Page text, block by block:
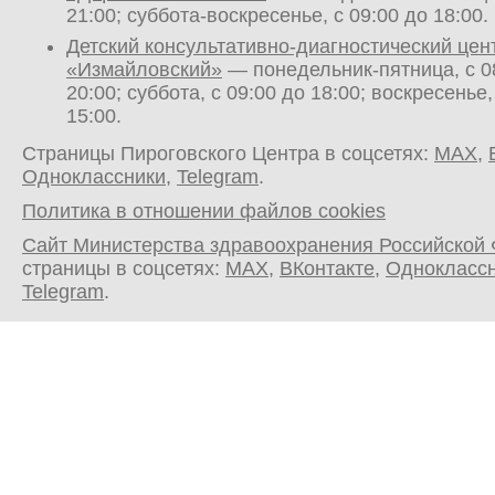
21:00; суббота-воскресенье, с 09:00 до 18:00.
Детский консультативно-диагностический
«Измайловский» — понедельник-пятница, с
20:00; суббота, с 09:00 до 18:00;
15:00.
Страницы Пироговского Центра в соцсетях: MAX,
Одноклассники, Telegram.
Политика в отношении файлов cookies
Сайт Министерства здравоохранения
страницы в соцсетях: MAX, ВКонтакте,
Telegram.